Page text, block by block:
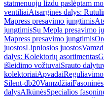
statmenuoju lizdu paslėptam
ventiliaiAtsarginės dalys:
Mapress presavimo jungtimis
jungtimisSu Mepla presavimo
Mapress presavimo jungtimis
juostosLipniosios juostos
dalys: Kolektorių asortimentas
išleidimo vožtuvaiSrauto
kolektoriaiApvadai
Silent-db20Vamzdžiai
dalysAlkūnėsSpecialios